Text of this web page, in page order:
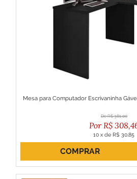
Mesa para Computador Escrivaninha
R$ 381,00
R$
10 x de R$ 30,85
ou R$ 277,61 no
COMPRAR